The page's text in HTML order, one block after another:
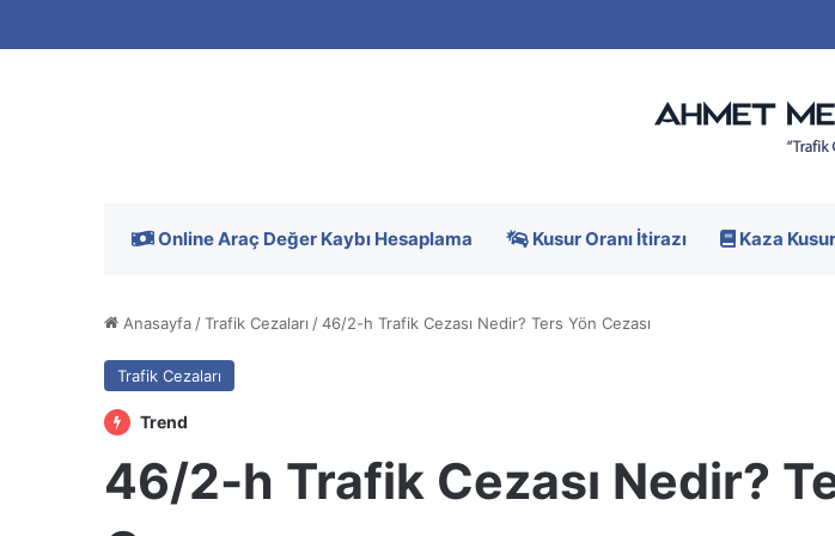
Online Araç Değer Kaybı Hesaplama Kusur Oranı İtirazı Kaza
Anasayfa /Trafik Cezaları /46/2-h Trafik Cezası Nedir? Ters Yön Cezası
Trafik Cezaları
Trend
46/2-h Trafik Cezası Nedir?